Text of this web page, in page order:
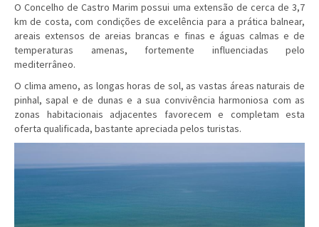
O Concelho de Castro Marim possui uma extensão de cerca de 3,7
km de costa, com condições de excelência para a prática balnear,
areais extensos de areias brancas e finas e águas calmas e de
temperaturas amenas, fortemente influenciadas pelo
mediterrâneo.
O clima ameno, as longas horas de sol, as vastas áreas naturais de
pinhal, sapal e de dunas e a sua convivência harmoniosa com as
zonas habitacionais adjacentes favorecem e completam esta
oferta qualificada, bastante apreciada pelos turistas.